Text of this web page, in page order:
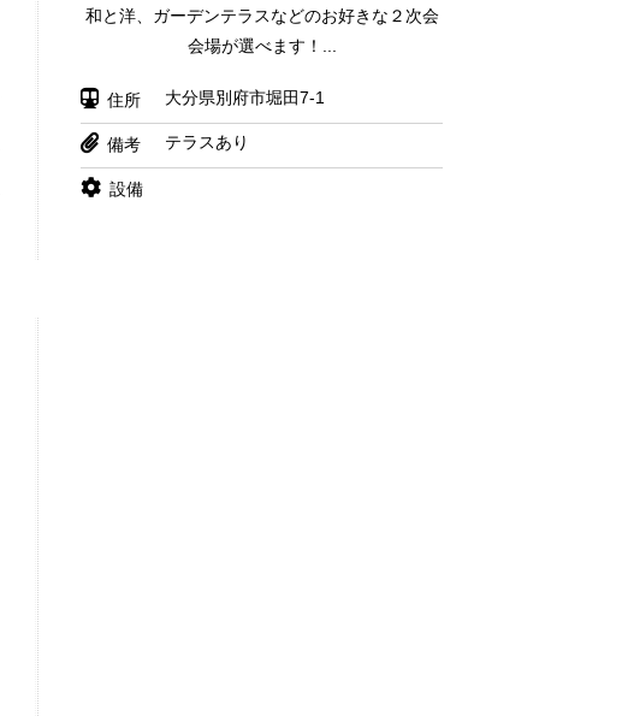
和と洋、ガーデンテラスなどのお好きな２次会
会場が選べます！...
住所 大分県別府市堀田7-1
備考 テラスあり
設備